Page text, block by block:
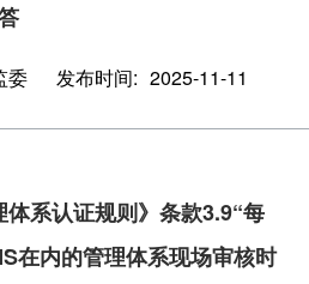
委 发布时间: 2025-11-11
系认证规则》条款3.9“每
在内的管理体系现场审核时